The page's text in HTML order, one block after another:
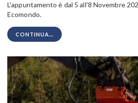
L'appuntamento è dal 5 all'8 Novembre
Ecomondo.
CONTINUA...